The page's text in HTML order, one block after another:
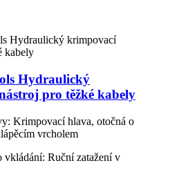
Hydraulický
pro těžké kabely
Krimpovací hlava, otočná o
vrcholem
vkládání: Ruční zatažení v